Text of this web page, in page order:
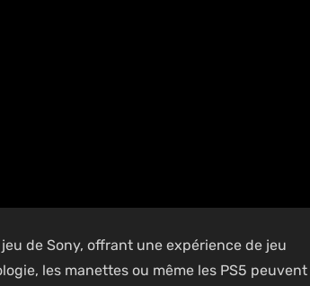
de Sony, offrant une expérience de jeu
les manettes ou même les PS5 peuvent